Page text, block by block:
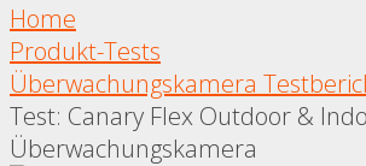
Home
Produkt-Tests
Überwachungskamera
Test: Canary Flex Outdoor &
Überwachungskamera